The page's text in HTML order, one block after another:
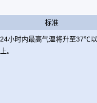
标准
24小时内最高气温将升至37℃以
上。